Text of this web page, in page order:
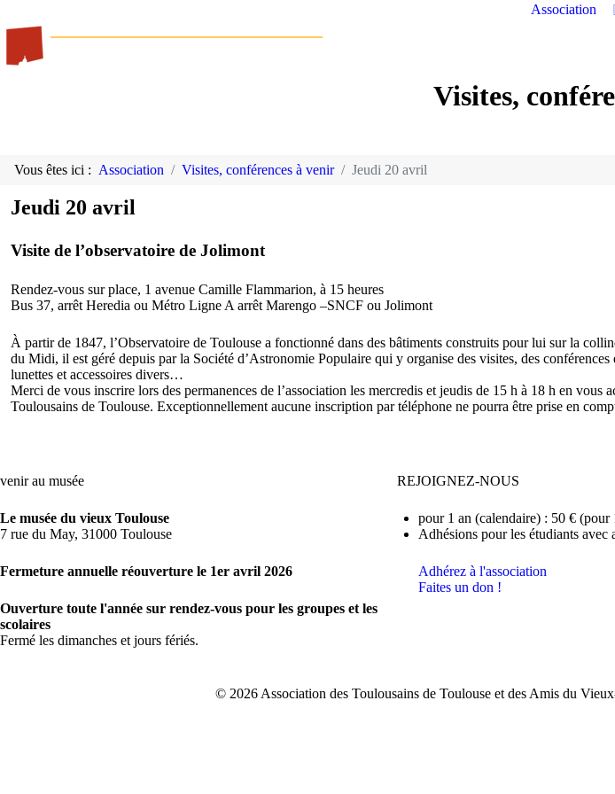
Association
Visites,
Vous êtes ici : Association Visites, conférences à venir Jeudi 20 avril
Jeudi 20 avril
Visite de l’observatoire de Jolimont
Rendez-vous sur place, 1 avenue Camille Flammarion, à 15 heures
Bus 37, arrêt Heredia ou Métro Ligne A arrêt Marengo –SNCF ou Jolimont
À partir de 1847, l’Observatoire de Toulouse a fonctionné dans des bâtiments construits pour lui sur la
du Midi, il est géré depuis par la Société d’Astronomie Populaire qui y organise des visites, des
lunettes et accessoires divers…
Merci de vous inscrire lors des permanences de l’association les mercredis et jeudis de 15 h à 18 h en
Toulousains de Toulouse. Exceptionnellement aucune inscription par téléphone ne pourra être prise en
venir au musée
Le musée du vieux Toulouse
7 rue du May, 31000 Toulouse
Fermeture annuelle réouverture le 1er avril 2026
Ouverture toute l'année sur rendez-vous pour les groupes et les
scolaires
Fermé les dimanches et jours fériés.
REJOIGNEZ-NOUS
pour 1 an (calendaire) : 50 €
Adhésions pour les étudiants
Adhérez à l'association
Faites un don !
© 2026 Association des Toulousains de Toulouse et des Amis du